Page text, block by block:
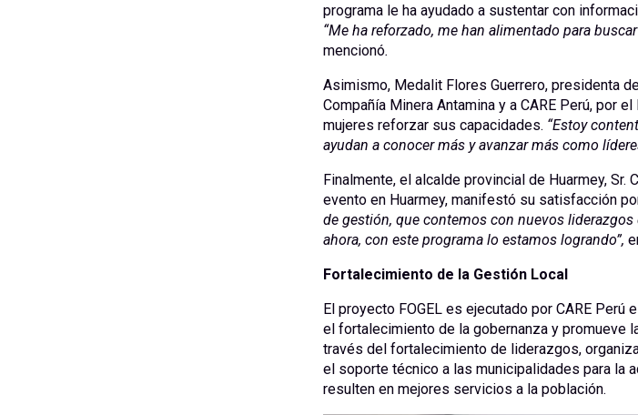
programa le ha ayudado a sustentar con
“Me ha reforzado, me han alimentado para
mencionó.
Asimismo, Medalit Flores Guerrero, presidenta
Compañía Minera Antamina y a CARE Perú, por
mujeres reforzar sus capacidades. “Estoy
ayudan a conocer más y avanzar más como
Finalmente, el alcalde provincial de Huarmey, Sr.
evento en Huarmey, manifestó su satisfacción
de gestión, que contemos con nuevos
ahora, con este programa lo estamos logrando”,
Fortalecimiento de la Gestión Local
El proyecto FOGEL es ejecutado por CARE Perú
el fortalecimiento de la gobernanza y promueve
través del fortalecimiento de liderazgos,
el soporte técnico a las municipalidades para la
resulten en mejores servicios a la población.